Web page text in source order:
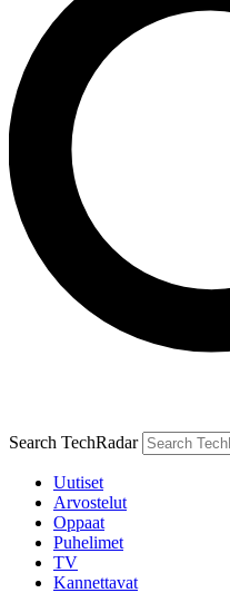
Search TechRadar
Uutiset
Arvostelut
Oppaat
Puhelimet
TV
Kannettavat